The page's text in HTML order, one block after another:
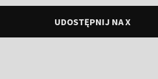
UDOSTĘPNIJ NA X